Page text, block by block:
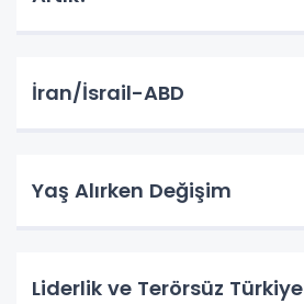
İran/İsrail-ABD
Yaş Alırken Değişim
Liderlik ve Terörsüz Türkiye